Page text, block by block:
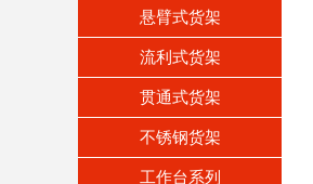
悬臂式货架
流利式货架
贯通式货架
不锈钢货架
工作台系列